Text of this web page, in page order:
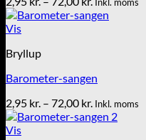
2,95 kr.
Vis
Bryllup
Barometer-sangen
2,95 kr. – 72,00 kr. Prisinterval:
2,95 kr.
Inkl. moms
Vis